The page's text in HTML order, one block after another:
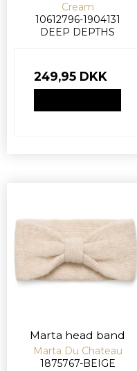
Cream
10612796-1904131
DEEP DEPTHS
249,95 DKK
Marta head band
Marta Du Chateau
1875767-BEIGE